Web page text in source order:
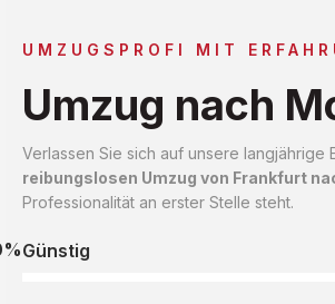
UMZUGSPROFI MIT
Umzug nach
Verlassen Sie sich auf unsere langjährige
reibungslosen Umzug von Frankfurt
Professionalität an erster Stelle steht.
Günstig